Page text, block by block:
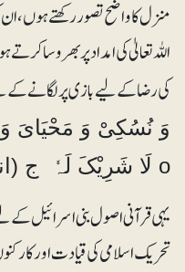
منزل کا واضح تصور رکھتے ہوں،
اللہ تعالیٰ کی امداد پر بھروسا
کی رضا کے لیے بازی پر لگانے کے
وَ نُسُکِیْ وَ مَحْیَایَ وَ
o لَا شَرِیْکَ لَہٗ ج (انعام۶:۱۶۲-۱۶۳)
یہی قرآنی اصول بنی اسرائیل کے
تحریک اسلامی کی قیادت اور کارکنوں